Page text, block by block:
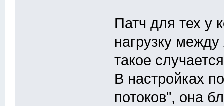
Патч для тех у
нагрузку
такое
В настройках
потоков", она